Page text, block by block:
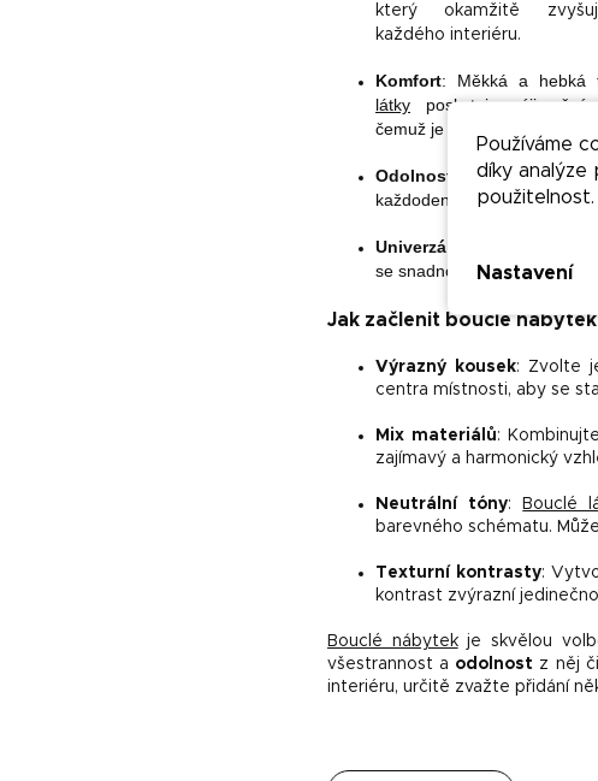
Používáme
díky analýze
použitelnost.
Nastavení
který okamžitě
každého interiéru.
Komfort: Měkká a hebká
látky poskytuje
čemuž je ideální na křesla,
Odolnost Bouclá látkaje
každodennímu použití.
Univerzálnost
se snadno kombinuje s
Jak začlenit bouclé
Výrazný kousek: Zvolte
centra místnosti, aby se
Mix materiálů: Kombinujte
zajímavý a harmonický
Neutrální tóny: Bouclé
barevného schématu.
Texturní kontrasty:
kontrast zvýrazní
Bouclé nábytekje skvělou
všestrannost a odolnost z něj
interiéru, určitě zvažte přidání